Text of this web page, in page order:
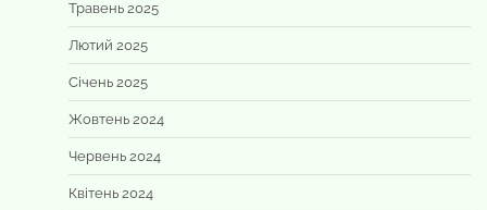
Травень 2025
Лютий 2025
Січень 2025
Жовтень 2024
Червень 2024
Квітень 2024